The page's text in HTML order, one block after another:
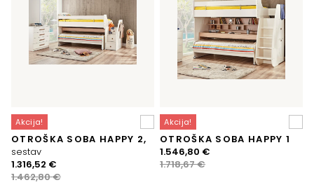
Akcija!
OTROŠKA SOBA HAPPY 2,
sestav
1.462,80€
Izvirna
cena
1.316,52 €
Trenutna
cena
Akcija!
OTROŠKA SOBA HAPPY 1
1.718,67€
Izvirna
cena
1.546,80 €
Trenutna
cena